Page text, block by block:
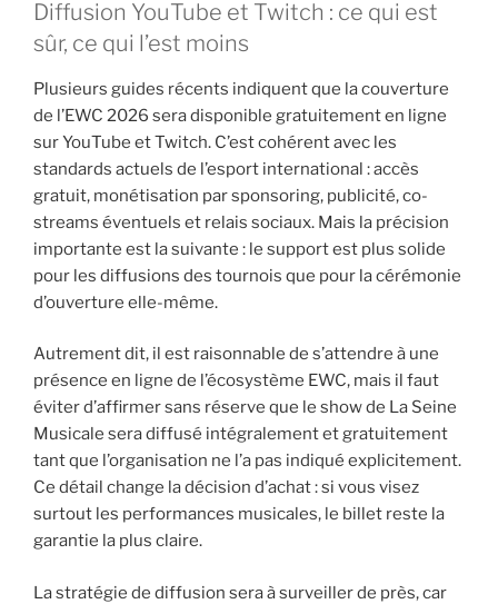
Diffusion YouTube et Twitch : ce qui est
sûr, ce qui l’est moins
Plusieurs guides récents indiquent que la couverture
de l’EWC 2026 sera disponible gratuitement en ligne
sur YouTube et Twitch. C’est cohérent avec les
standards actuels de l’esport international : accès
gratuit, monétisation par sponsoring, publicité, co-
streams éventuels et relais sociaux. Mais la précision
importante est la suivante : le support est plus solide
pour les diffusions des tournois que pour la cérémonie
d’ouverture elle-même.
Autrement dit, il est raisonnable de s’attendre à une
présence en ligne de l’écosystème EWC, mais il faut
éviter d’affirmer sans réserve que le show de La Seine
Musicale sera diffusé intégralement et gratuitement
tant que l’organisation ne l’a pas indiqué explicitement.
Ce détail change la décision d’achat : si vous visez
surtout les performances musicales, le billet reste la
garantie la plus claire.
La stratégie de diffusion sera à surveiller de près, car